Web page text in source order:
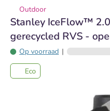
Outdoor
Stanley IceFlow™
gerecycled RVS -
Op voorraad |
Eco